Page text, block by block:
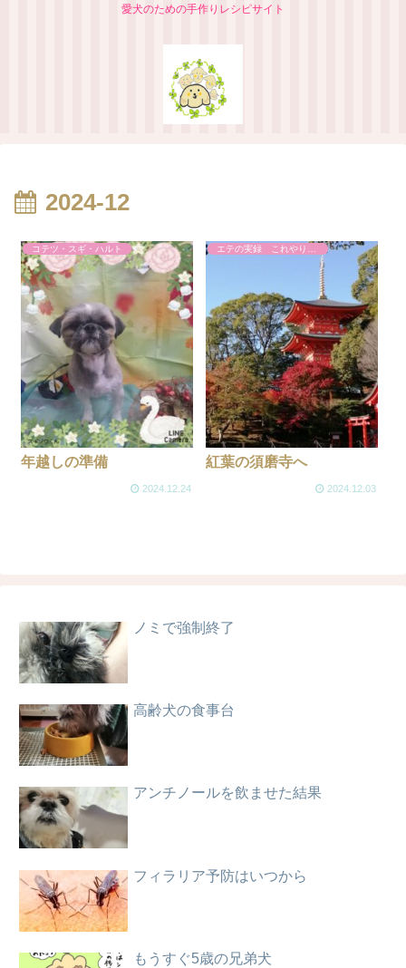
愛犬のための手作りレシピサイト
2024-12
コテツ・スギ・ハルト
年越しの準備
2024.12.24
エテの実録 これやりました
紅葉の須磨寺へ
2024.12.03
ノミで強制終了
高齢犬の食事台
アンチノールを飲ませた結果
フィラリア予防はいつから
もうすぐ5歳の兄弟犬